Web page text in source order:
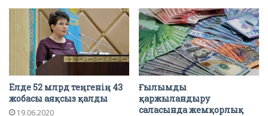
Елде 52 млрд теңгенің 43
жобасы аяқсыз қалды
19.06.2020
Ғылымды
қаржыландыру
саласында жемқорлық